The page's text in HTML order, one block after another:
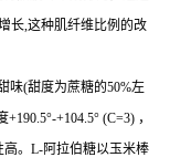
长,这种肌纤维比例的改
味(甜度为蔗糖的50%左
+104.5° (C=3) ，
。L-阿拉伯糖以玉米棒